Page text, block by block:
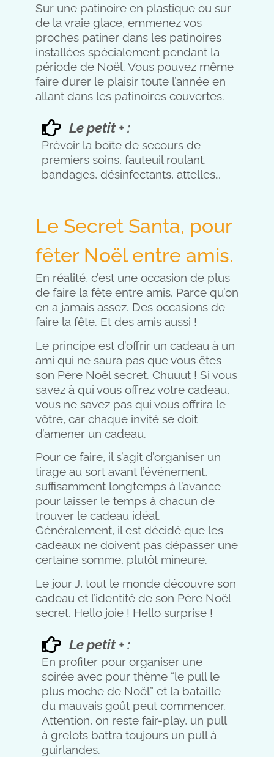
Sur une patinoire en plastique ou sur
de la vraie glace, emmenez vos
proches patiner dans les patinoires
installées spécialement pendant la
période de Noël. Vous pouvez même
faire durer le plaisir toute l’année en
allant dans les patinoires couvertes.
Le petit + :
Prévoir la boîte de secours de
premiers soins, fauteuil roulant,
bandages, désinfectants, attelles…
Le Secret Santa, pour
fêter Noël entre amis.
En réalité, c’est une occasion de plus
de faire la fête entre amis. Parce qu’on
en a jamais assez. Des occasions de
faire la fête. Et des amis aussi !
Le principe est d’offrir un cadeau à un
ami qui ne saura pas que vous êtes
son Père Noël secret. Chuuut ! Si vous
savez à qui vous offrez votre cadeau,
vous ne savez pas qui vous offrira le
vôtre, car chaque invité se doit
d’amener un cadeau.
Pour ce faire, il s’agit d’organiser un
tirage au sort avant l’événement,
suffisamment longtemps à l’avance
pour laisser le temps à chacun de
trouver le cadeau idéal.
Généralement, il est décidé que les
cadeaux ne doivent pas dépasser une
certaine somme, plutôt mineure.
Le jour J, tout le monde découvre son
cadeau et l’identité de son Père Noël
secret. Hello joie ! Hello surprise !
Le petit + :
En profiter pour organiser une
soirée avec pour thème “le pull le
plus moche de Noël” et la bataille
du mauvais goût peut commencer.
Attention, on reste fair-play, un pull
à grelots battra toujours un pull à
guirlandes.